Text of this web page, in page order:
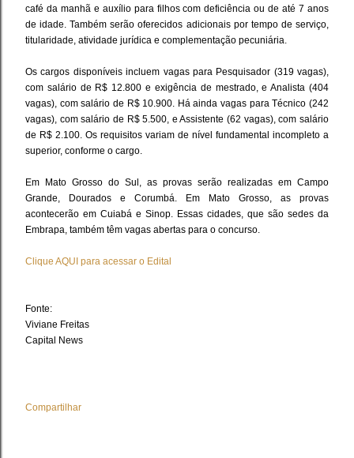
café da manhã e auxílio para filhos com deficiência ou de até 7 anos
de idade. Também serão oferecidos adicionais por tempo de serviço,
titularidade, atividade jurídica e complementação pecuniária.
Os cargos disponíveis incluem vagas para Pesquisador (319 vagas),
com salário de R$ 12.800 e exigência de mestrado, e Analista (404
vagas), com salário de R$ 10.900. Há ainda vagas para Técnico (242
vagas), com salário de R$ 5.500, e Assistente (62 vagas), com salário
de R$ 2.100. Os requisitos variam de nível fundamental incompleto a
superior, conforme o cargo.
Em Mato Grosso do Sul, as provas serão realizadas em Campo
Grande, Dourados e Corumbá. Em Mato Grosso, as provas
acontecerão em Cuiabá e Sinop. Essas cidades, que são sedes da
Embrapa, também têm vagas abertas para o concurso.
Clique AQUI para acessar o Edital
Fonte:
Viviane Freitas
Capital News
Compartilhar